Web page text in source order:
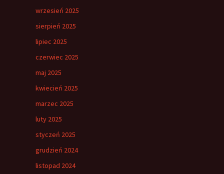
wrzesień 2025
sierpień 2025
lipiec 2025
czerwiec 2025
maj 2025
kwiecień 2025
marzec 2025
luty 2025
styczeń 2025
grudzień 2024
listopad 2024